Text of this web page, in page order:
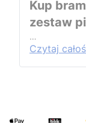
Kup
zestaw
…
Czytaj